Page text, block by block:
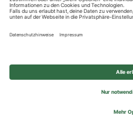
© 2026 REWE